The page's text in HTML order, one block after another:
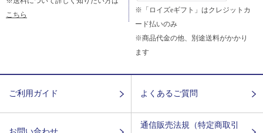
こちら
※「ロイズeギフト」はクレジットカ
ード払いのみ
※商品代金の他、別途送料がかかり
ます
ご利用ガイド よくあるご質問
通信販売法規（特定商取引